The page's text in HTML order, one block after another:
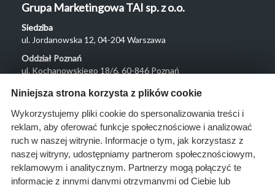
Grupa Marketingowa TAI sp. z o.o.
Siedziba
ul. Jordanowska 12, 04-204 Warszawa
Oddział Poznań
ul. Kochanowskiego 18/6, 60-846 Poznań
Menu
O nas
Rozwiązania
Monitoring
przetargów
Niniejsza strona korzysta z plików cookie
Wykorzystujemy pliki cookie do spersonalizowania treści i
reklam, aby oferować funkcje społecznościowe i analizować
ruch w naszej witrynie. Informacje o tym, jak korzystasz z
naszej witryny, udostępniamy partnerom społecznościowym,
reklamowym i analitycznym. Partnerzy mogą połączyć te
informacje z innymi danymi otrzymanymi od Ciebie lub